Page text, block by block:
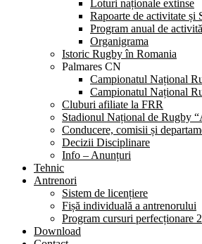
Loturi naționale extinse
Rapoarte de activitate și
Program anual de
Organigrama
Istoric Rugby în Romania
Palmares CN
Campionatul Național
Campionatul Național
Cluburi afiliate la FRR
Stadionul Național de Rugby
Conducere, comisii și
Decizii Disciplinare
Info – Anunțuri
Tehnic
Antrenori
Sistem de licențiere
Fișă individuală a antrenorului
Program cursuri perfecționare
Download